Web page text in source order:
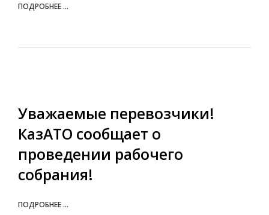
ПОДРОБНЕЕ ...
Уважаемые перевозчики!
КазАТО сообщает о
проведении рабочего
собрания!
ПОДРОБНЕЕ ...